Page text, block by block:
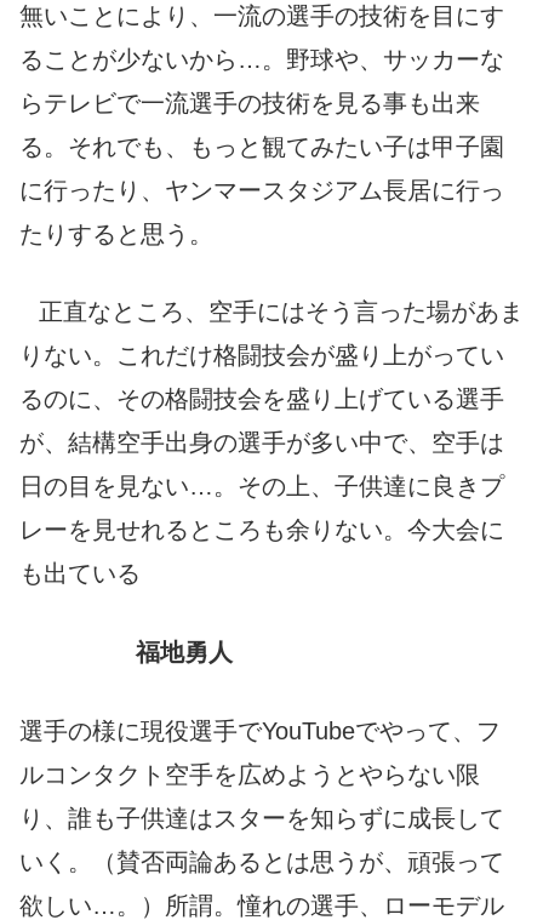
無いことにより、一流の選手の技術を目にす
ることが少ないから…。野球や、サッカーな
らテレビで一流選手の技術を見る事も出来
る。それでも、もっと観てみたい子は甲子園
に行ったり、ヤンマースタジアム長居に行っ
たりすると思う。
正直なところ、空手にはそう言った場があま
りない。これだけ格闘技会が盛り上がってい
るのに、その格闘技会を盛り上げている選手
が、結構空手出身の選手が多い中で、空手は
日の目を見ない…。その上、子供達に良きプ
レーを見せれるところも余りない。今大会に
も出ている
福地勇人
選手の様に現役選手でYouTubeでやって、フ
ルコンタクト空手を広めようとやらない限
り、誰も子供達はスターを知らずに成長して
いく。
（賛否両論あるとは思うが、 頑張って
欲しい…。 ） 所謂。憧れの選手、ローモデル